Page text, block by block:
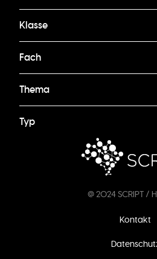
Klasse
Fach
Thema
Typ
@ 2024 SCRIPT /
Kontakt